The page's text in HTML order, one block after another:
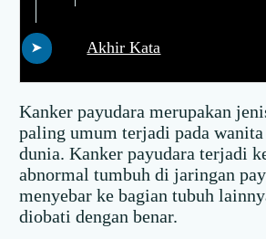
Akhir Kata
Kanker payudara merupakan
paling umum terjadi pada
dunia. Kanker payudara terjadi
abnormal tumbuh di jaringan
menyebar ke bagian tubuh
diobati dengan benar.